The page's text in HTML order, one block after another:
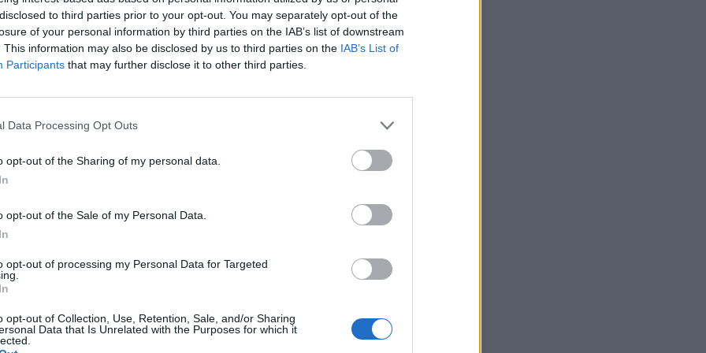
to third parties prior to your opt-out. You may separately opt-out of the
of your personal information by third parties on the IAB’s list of downstream
This information may also be disclosed by us to third parties on the IAB’s List of
Participants that may further disclose it to other third parties.
Data Processing Opt Outs
opt-out of the Sharing of my personal data.
opt-out of the Sale of my Personal Data.
opt-out of processing my Personal Data for Targeted
opt-out of Collection, Use, Retention, Sale, and/or Sharing
Data that Is Unrelated with the Purposes for which it
kryesore në çështje penale si bosi famëkeq Veljko
dhjetëra policë.
pesë telefona, dy telefona satelitorë dhe një me
i njohur në mesin e bandave të krimit të organizuar dhe
baronët më të mëdhenj të drogës në Ballkan, u dënua
e 5.7 ton kokainë nga Amerika e Jugut në Evropë. Por
çështja u kthye në gjykatën e apelit.
u la në arrest shtëpie.
në Kroaci, ku Ministria e Brendshme tha se në
të Organizuar, USKOK, arrestoi dhjetë persona të cilët
ton e gjysmë kokainë nga Amerika e Jugut.